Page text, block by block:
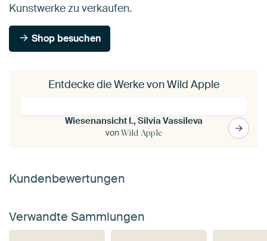
Kunstwerke zu verkaufen.
Shop besuchen
Entdecke die Werke von Wild Apple
Wiesenansicht I., Silvia Vassileva
vonWild Apple
Kundenbewertungen
Verwandte Sammlungen